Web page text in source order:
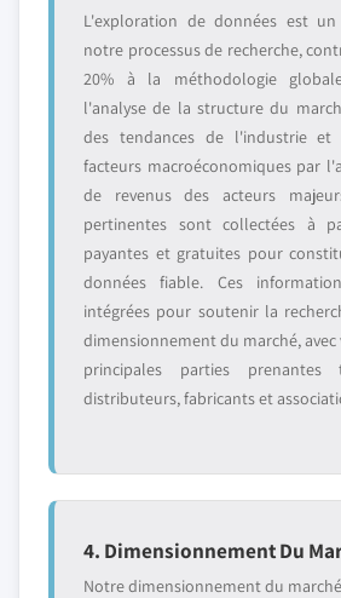
L'exploration de données est
notre processus de recherche,
20% à la méthodologie
l'analyse de la structure du
des tendances de l'industrie et
facteurs macroéconomiques par
de revenus des acteurs
pertinentes sont collectées à
payantes et gratuites pour
données fiable. Ces
intégrées pour soutenir la
dimensionnement du marché,
principales parties
distributeurs, fabricants et
4. Dimensionnement Du
Notre dimensionnement du